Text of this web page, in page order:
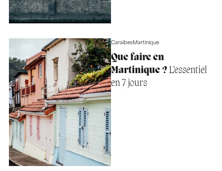
CaraïbesMartinique
Que faire en
Martinique ?L’essentiel
en 7 jours